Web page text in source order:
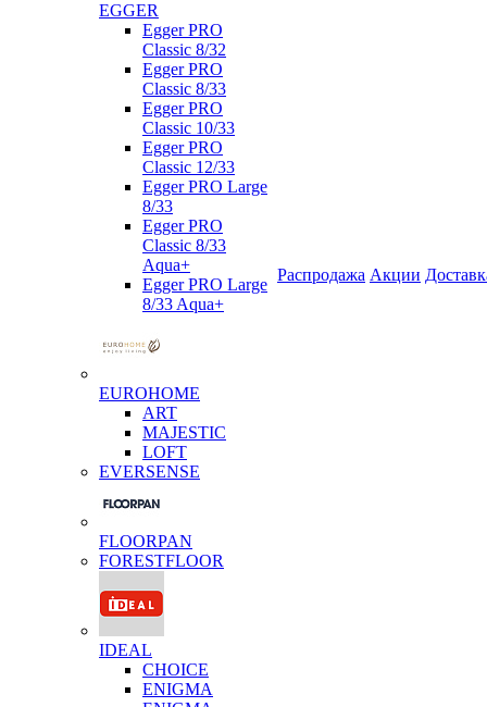
EGGER
Egger PRO
Classic 8/32
Egger PRO
Classic 8/33
Egger PRO
Classic 10/33
Egger PRO
Classic 12/33
Egger PRO Large
8/33
Egger PRO
Classic 8/33
Aqua+
Egger PRO Large
8/33 Aqua+
EUROHOME
ART
MAJESTIC
LOFT
EVERSENSE
FLOORPAN
FORESTFLOOR
IDEAL
CHOICE
ENIGMA
Распродажа Акции